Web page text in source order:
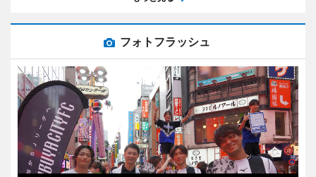
フォトフラッシュ